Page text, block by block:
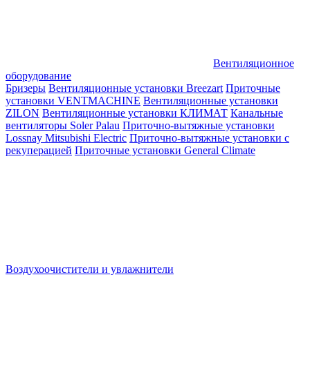
Вентиляционное
оборудование
Бризеры Вентиляционные установки Breezart Приточные
установки VENTMACHINE Вентиляционные установки
ZILON Вентиляционные установки КЛИМАТ Канальные
вентиляторы Soler Palau Приточно-вытяжные установки
Lossnay Mitsubishi Electric Приточно-вытяжные установки с
рекуперацией Приточные установки General Climate
Воздухоочистители и увлажнители